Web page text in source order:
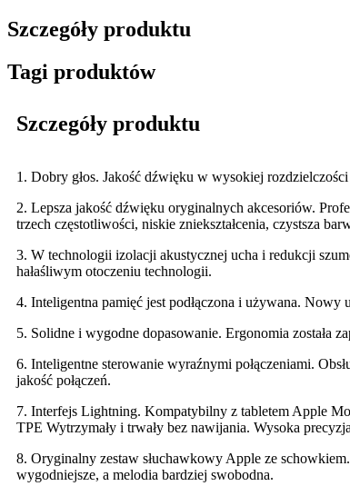
Szczegóły produktu
Tagi produktów
Szczegóły produktu
1. Dobry głos. Jakość dźwięku w wysokiej
2. Lepsza jakość dźwięku oryginalnych akcesoriów.
trzech częstotliwości, niskie zniekształcenia, czystsza
3. W technologii izolacji akustycznej ucha i redukcji
hałaśliwym otoczeniu technologii.
4. Inteligentna pamięć jest podłączona i używana.
5. Solidne i wygodne dopasowanie. Ergonomia została
6. Inteligentne sterowanie wyraźnymi połączeniami.
jakość połączeń.
7. Interfejs Lightning. Kompatybilny z tabletem Apple
TPE Wytrzymały i trwały bez nawijania. Wysoka
8. Oryginalny zestaw słuchawkowy Apple ze
wygodniejsze, a melodia bardziej swobodna.